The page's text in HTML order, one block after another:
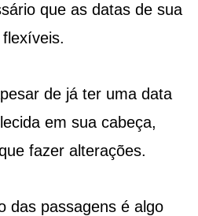
que as datas de sua
de já ter uma data
em sua cabeça,
fazer alterações.
das passagens é algo